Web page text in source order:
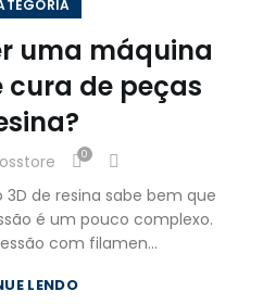
uma máquina
cura de peças
0
de resina sabe bem que
é um pouco complexo.
com filamen...
LENDO